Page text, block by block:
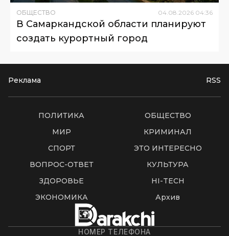
ОБЩЕСТВО 04 08 2026 04:36
В Самаркандской области планируют
создать курортный город
Реклама RSS
ПОЛИТИКА
ОБЩЕСТВО
МИР
КРИМИНАЛ
СПОРТ
ЭТО ИНТЕРЕСНО
ВОПРОС-ОТВЕТ
КУЛЬТУРА
ЗДОРОВЬЕ
HI-TECH
ЭКОНОМИКА
Архив
НОМЕР ТЕЛЕФОНА